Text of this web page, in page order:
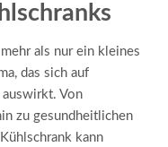
als nur ein kleines
das sich auf
auswirkt. Von
zu gesundheitlichen
kann